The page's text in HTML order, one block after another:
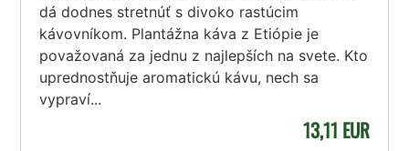
dá dodnes stretnúť s divoko rastúcim
kávovníkom. Plantážna káva z Etiópie je
považovaná za jednu z najlepších na svete. Kto
uprednostňuje aromatickú kávu, nech sa
vypraví...
13,11 EUR